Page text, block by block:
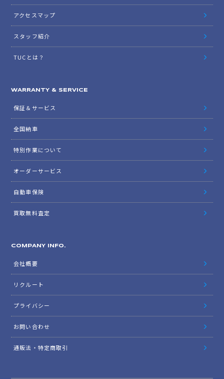
アクセスマップ
スタッフ紹介
TUCとは？
WARRANTY & SERVICE
保証＆サービス
全国納車
特別作業について
オーダーサービス
自動車保険
買取無料査定
COMPANY INFO.
会社概要
リクルート
プライバシー
お問い合わせ
通販法・特定商取引